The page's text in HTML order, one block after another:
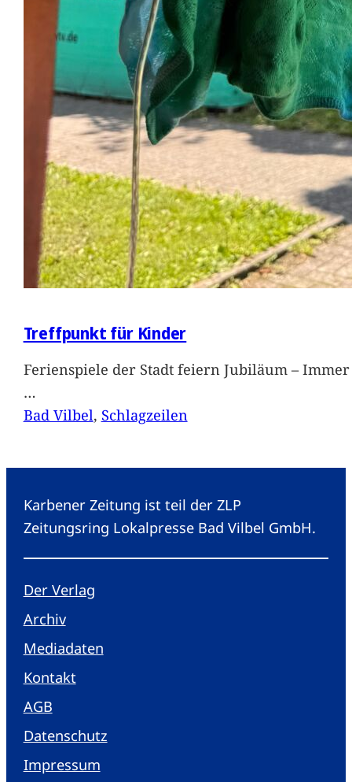
Treffpunkt für Kinder
Ferienspiele der Stadt feiern Jubiläum –
…
Bad Vilbel, Schlagzeilen
Karbener Zeitung ist teil der ZLP
Zeitungsring Lokalpresse Bad Vilbel GmbH.
Der Verlag
Archiv
Mediadaten
Kontakt
AGB
Datenschutz
Impressum